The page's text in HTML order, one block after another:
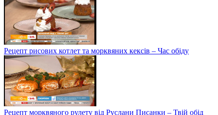
Рецепт рисових котлет та морквяних кексів – Час обіду
Рецепт морквяного рулету від Руслани Писанки – Твій обід